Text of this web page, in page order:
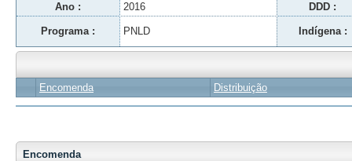
Ano : 2016 DDD :
Programa : PNLD Indígena :
Encomenda Distribuição
Encomenda